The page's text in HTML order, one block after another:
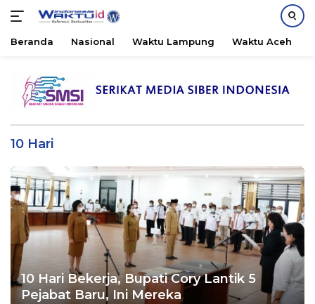
konten
Beranda Nasional Waktu Lampung Waktu Aceh
10 Hari
10 Hari Bekerja, Bupati Cory Lantik 5
Pejabat Baru, Ini Mereka